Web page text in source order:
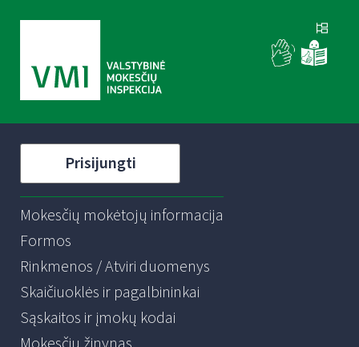
Prisijungti
Mokesčių mokėtojų informacija
Formos
Rinkmenos / Atviri duomenys
Skaičiuoklės ir pagalbininkai
Sąskaitos ir įmokų kodai